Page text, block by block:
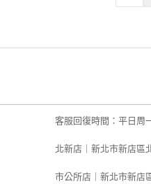
客服回復時間：平日周
北新店｜新北市新店區
市公所店｜新北市新店